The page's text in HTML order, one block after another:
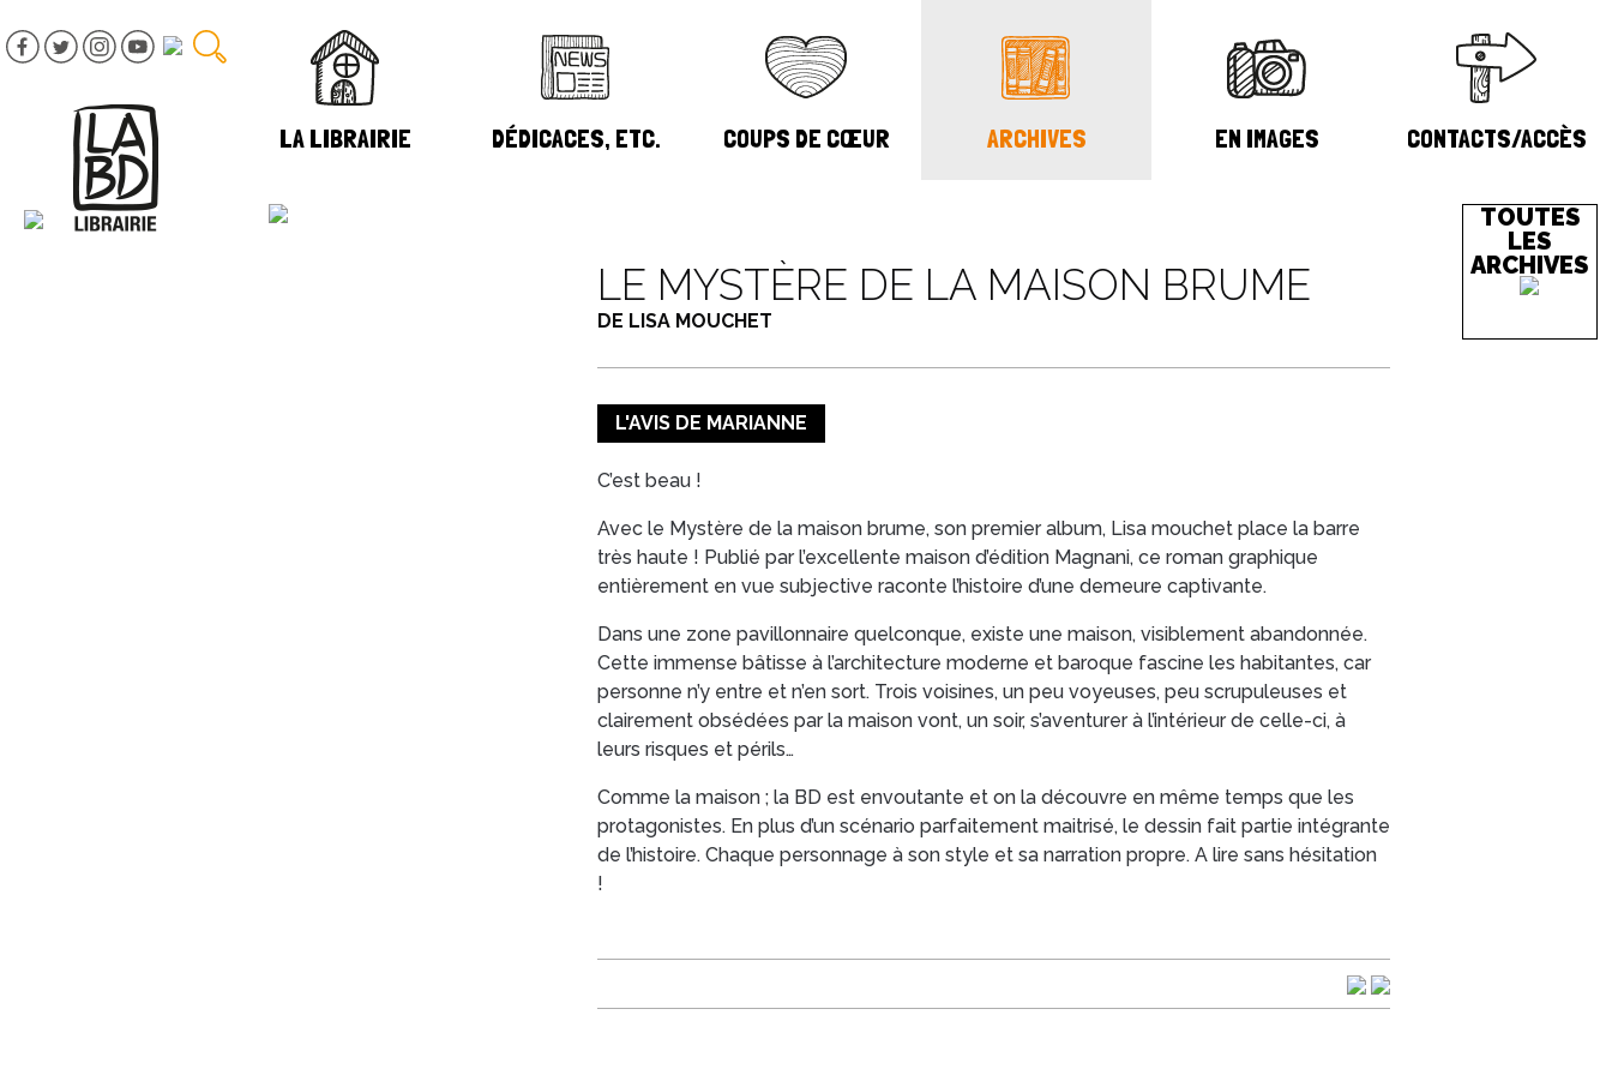
LA LIBRAIRIE DÉDICACES, ETC. COUPS DE CŒUR ARCHIVES EN IMAGES CONTACTS/ACCÈS
LE MYSTÈRE DE LA MAISON BRUME
DE LISA MOUCHET
L'AVIS DE MARIANNE
C’est beau !
Avec le Mystère de la maison brume, son premier album, Lisa mouchet place la barre
très haute ! Publié par l’excellente maison d’édition Magnani, ce roman graphique
entièrement en vue subjective raconte l’histoire d’une demeure captivante.
Dans une zone pavillonnaire quelconque, existe une maison, visiblement abandonnée.
Cette immense bâtisse à l’architecture moderne et baroque fascine les habitantes, car
personne n’y entre et n’en sort. Trois voisines, un peu voyeuses, peu scrupuleuses et
clairement obsédées par la maison vont, un soir, s’aventurer à l’intérieur de celle-ci, à
leurs risques et périls…
Comme la maison ; la BD est envoutante et on la découvre en même temps que les
protagonistes. En plus d’un scénario parfaitement maitrisé, le dessin fait partie intégrante
de l’histoire. Chaque personnage à son style et sa narration propre. A lire sans hésitation
!
TOUTES
LES
ARCHIVES